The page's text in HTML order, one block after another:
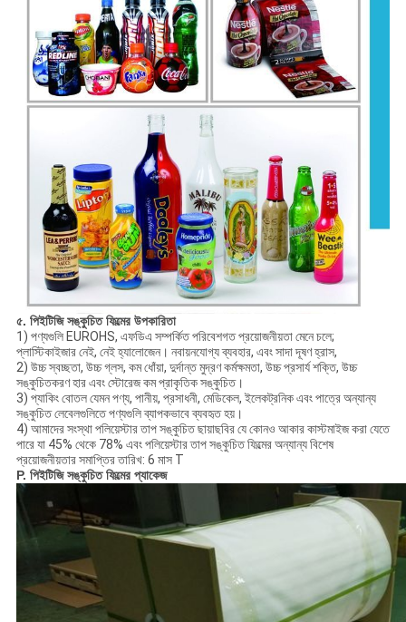
৫. পিইটিজি সঙ্কুচিত ফিল্মের উপকারিতা
1) পণ্যগুলি EUROHS, এফডিএ সম্পর্কিত পরিবেশগত প্রয়োজনীয়তা মেনে চলে;
প্লাস্টিকাইজার নেই, নেই হ্যালোজেন। নবায়নযোগ্য ব্যবহার, এবং সাদা দূষণ হ্রাস,
2) উচ্চ স্বচ্ছতা, উচ্চ গ্লস, কম ধোঁয়া, দুর্দান্ত মুদ্রণ কর্মক্ষমতা, উচ্চ প্রসার্য শক্তি, উচ্চ
সঙ্কুচিতকরণ হার এবং স্টোরেজ কম প্রাকৃতিক সঙ্কুচিত।
3) প্যাকিং বোতল যেমন পণ্য, পানীয়, প্রসাধনী, মেডিকেল, ইলেকট্রনিক এবং পাত্রে অন্যান্য
সঙ্কুচিত লেবেলগুলিতে পণ্যগুলি ব্যাপকভাবে ব্যবহৃত হয়।
4) আমাদের সংস্থা পলিয়েস্টার তাপ সঙ্কুচিত ছায়াছবির যে কোনও আকার কাস্টমাইজ করা যেতে
পারে যা 45% থেকে 78% এবং পলিয়েস্টার তাপ সঙ্কুচিত ফিল্মের অন্যান্য বিশেষ
প্রয়োজনীয়তার সমাপ্তির তারিখ: 6 মাস T
P. পিইটিজি সঙ্কুচিত ফিল্মের প্যাকেজ